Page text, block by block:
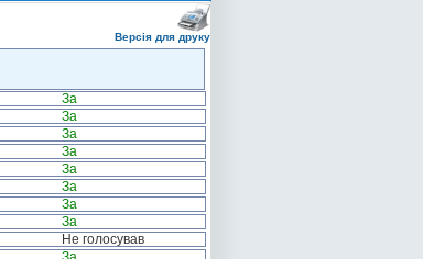
Версія для друку
За
За
За
За
За
За
За
За
Не голосував